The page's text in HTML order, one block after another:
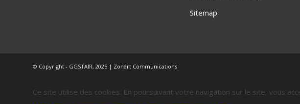
Sitemap
© Copyright - GGSTAIR, 2025 | Zonart Communications
Ce site utilise des cookies. En poursuivant votre navigation sur le site, vous